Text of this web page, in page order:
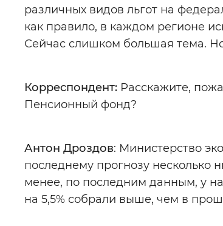
различных видов льгот на
как правило, в каждом регионе
Сейчас слишком большая тема. Но
Корреспондент: Расскажите,
Пенсионный фонд?
Антон Дроздов: Министерство
последнему прогнозу несколько
менее, по последним данным, у
на 5,5% собрали выше, чем в